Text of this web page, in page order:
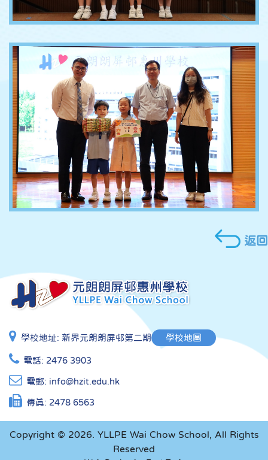
返回
學校地址: 新界元朗朗屏邨第二期 學校地圖
電話: 2476 3903
電郵: info@hzit.edu.hk
傳真: 2478 6563
Copyright © 2026. YLLPE Wai Chow School, All Rights
Reserved